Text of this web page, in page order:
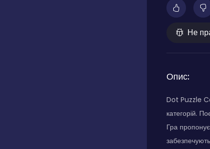
Не
Опис:
Dot Puzzle
категорій.
Гра